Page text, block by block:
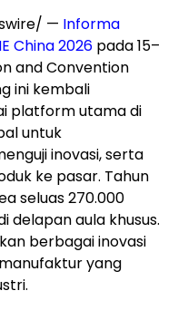
— Informa
China 2026 pada 15–
and Convention
ini kembali
platform utama di
untuk
inovasi, serta
ke pasar. Tahun
seluas 270.000
delapan aula khusus.
berbagai inovasi
yang